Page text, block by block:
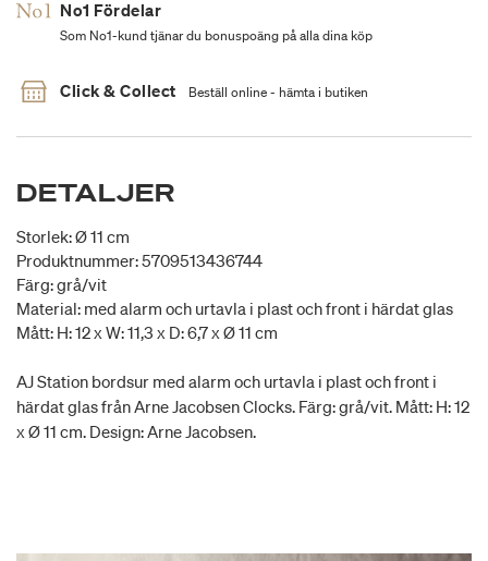
No1 Fördelar
Som No1-kund tjänar du bonuspoäng på alla dina köp
Click & Collect Beställ online - hämta i butiken
DETALJER
Storlek: Ø 11 cm
Produktnummer: 5709513436744
Färg: grå/vit
Material: med alarm och urtavla i plast och front i härdat glas
Mått: H: 12 x W: 11,3 x D: 6,7 x Ø 11 cm
AJ Station bordsur med alarm och urtavla i plast och front i
härdat glas från Arne Jacobsen Clocks. Färg: grå/vit. Mått: H: 12
x Ø 11 cm. Design: Arne Jacobsen.